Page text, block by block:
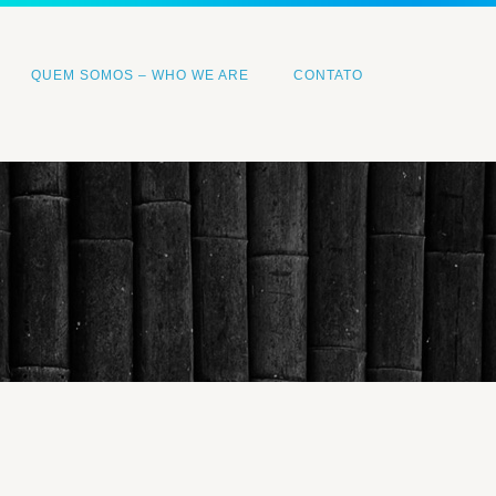
QUEM SOMOS – WHO WE ARE CONTATO